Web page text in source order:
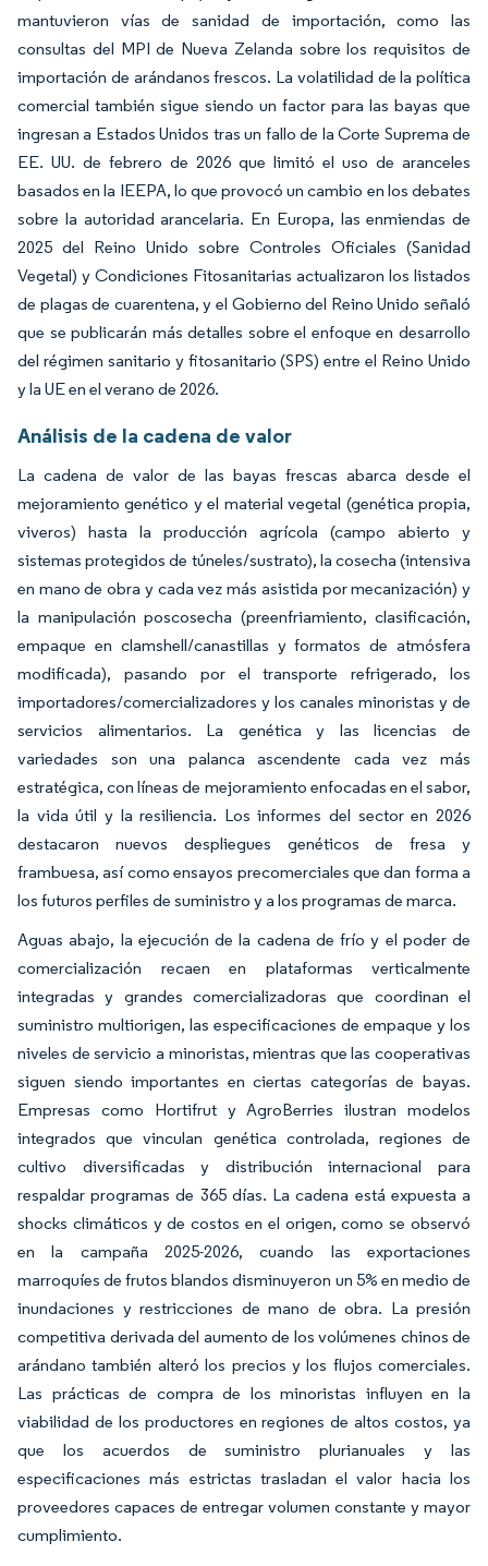
mantuvieron vías de sanidad de importación, como las
consultas del MPI de Nueva Zelanda sobre los requisitos de
importación de arándanos frescos. La volatilidad de la política
comercial también sigue siendo un factor para las bayas que
ingresan a Estados Unidos tras un fallo de la Corte Suprema de
EE. UU. de febrero de 2026 que limitó el uso de aranceles
basados en la IEEPA, lo que provocó un cambio en los debates
sobre la autoridad arancelaria. En Europa, las enmiendas de
2025 del Reino Unido sobre Controles Oficiales (Sanidad
Vegetal) y Condiciones Fitosanitarias actualizaron los listados
de plagas de cuarentena, y el Gobierno del Reino Unido señaló
que se publicarán más detalles sobre el enfoque en desarrollo
del régimen sanitario y fitosanitario (SPS) entre el Reino Unido
y la UE en el verano de 2026.
Análisis de la cadena de valor
La cadena de valor de las bayas frescas abarca desde el
mejoramiento genético y el material vegetal (genética propia,
viveros) hasta la producción agrícola (campo abierto y
sistemas protegidos de túneles/sustrato), la cosecha (intensiva
en mano de obra y cada vez más asistida por mecanización) y
la manipulación poscosecha (preenfriamiento, clasificación,
empaque en clamshell/canastillas y formatos de atmósfera
modificada), pasando por el transporte refrigerado, los
importadores/comercializadores y los canales minoristas y de
servicios alimentarios. La genética y las licencias de
variedades son una palanca ascendente cada vez más
estratégica, con líneas de mejoramiento enfocadas en el sabor,
la vida útil y la resiliencia. Los informes del sector en 2026
destacaron nuevos despliegues genéticos de fresa y
frambuesa, así como ensayos precomerciales que dan forma a
los futuros perfiles de suministro y a los programas de marca.
Aguas abajo, la ejecución de la cadena de frío y el poder de
comercialización recaen en plataformas verticalmente
integradas y grandes comercializadoras que coordinan el
suministro multiorigen, las especificaciones de empaque y los
niveles de servicio a minoristas, mientras que las cooperativas
siguen siendo importantes en ciertas categorías de bayas.
Empresas como Hortifrut y AgroBerries ilustran modelos
integrados que vinculan genética controlada, regiones de
cultivo diversificadas y distribución internacional para
respaldar programas de 365 días. La cadena está expuesta a
shocks climáticos y de costos en el origen, como se observó
en la campaña 2025-2026, cuando las exportaciones
marroquíes de frutos blandos disminuyeron un 5% en medio de
inundaciones y restricciones de mano de obra. La presión
competitiva derivada del aumento de los volúmenes chinos de
arándano también alteró los precios y los flujos comerciales.
Las prácticas de compra de los minoristas influyen en la
viabilidad de los productores en regiones de altos costos, ya
que los acuerdos de suministro plurianuales y las
especificaciones más estrictas trasladan el valor hacia los
proveedores capaces de entregar volumen constante y mayor
cumplimiento.